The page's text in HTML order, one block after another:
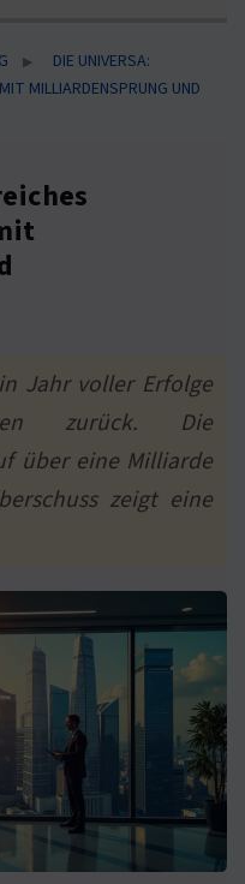
▶
DIE UNIVERSA:
MILLIARDENSPRUNG UND
Jahr voller Erfolge
zurück. Die
über eine Milliarde
zeigt eine